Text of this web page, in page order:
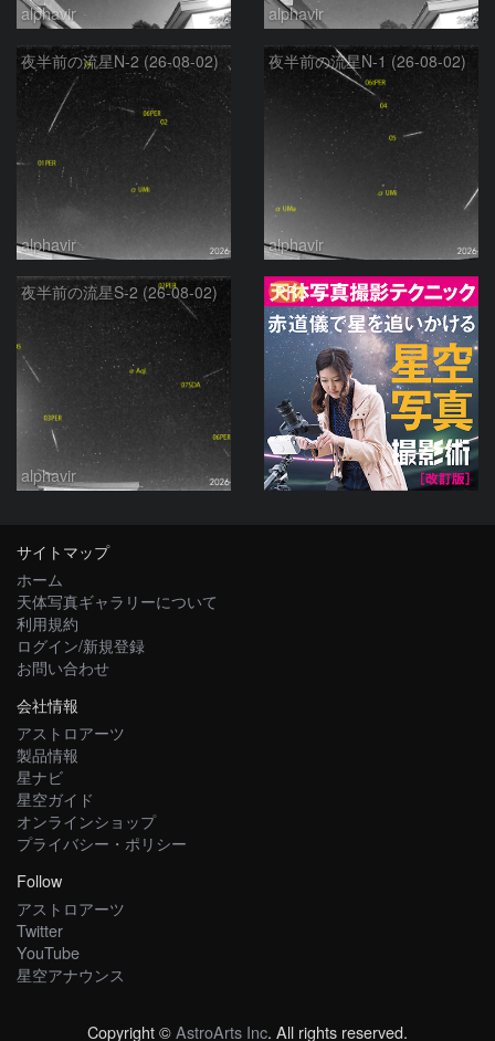
alphavir alphavir
夜半前の流星N-2 (26-08-02)
alphavir
夜半前の流星N-1 (26-08-02)
alphavir
夜半前の流星S-2 (26-08-02)
alphavir
PR
サイトマップ
ホーム
天体写真ギャラリーについて
利用規約
ログイン/新規登録
お問い合わせ
会社情報
アストロアーツ
製品情報
星ナビ
星空ガイド
オンラインショップ
プライバシー・ポリシー
Follow
アストロアーツ
Twitter
YouTube
星空アナウンス
Copyright ©AstroArts Inc. All rights reserved.